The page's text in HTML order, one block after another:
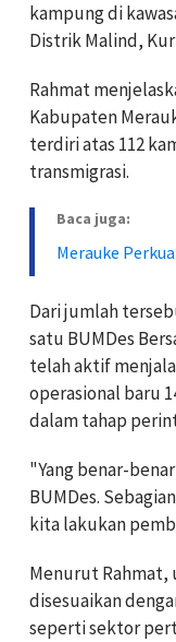
kampung di
Distrik Malind,
Rahmat
Kabupaten
terdiri atas 112
transmigrasi.
Baca juga:
Merauke
Dari jumlah
satu BUMDes
telah aktif
operasional baru
dalam tahap
"Yang benar-
BUMDes.
kita lakukan
Menurut Rahmat,
disesuaikan
seperti sektor